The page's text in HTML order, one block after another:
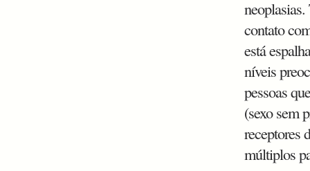
contato
está
níveis
pessoas
(sexo sem
receptores
múltiplos